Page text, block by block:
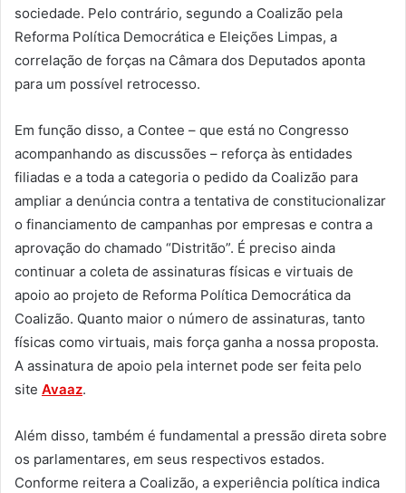
sociedade. Pelo contrário, segundo a Coalizão pela
Reforma Política Democrática e Eleições Limpas, a
correlação de forças na Câmara dos Deputados aponta
para um possível retrocesso.
Em função disso, a Contee – que está no Congresso
acompanhando as discussões – reforça às entidades
filiadas e a toda a categoria o pedido da Coalizão para
ampliar a denúncia contra a tentativa de constitucionalizar
o financiamento de campanhas por empresas e contra a
aprovação do chamado “Distritão”. É preciso ainda
continuar a coleta de assinaturas físicas e virtuais de
apoio ao projeto de Reforma Política Democrática da
Coalizão. Quanto maior o número de assinaturas, tanto
físicas como virtuais, mais força ganha a nossa proposta.
A assinatura de apoio pela internet pode ser feita pelo
site Avaaz.
Além disso, também é fundamental a pressão direta sobre
os parlamentares, em seus respectivos estados.
Conforme reitera a Coalizão, a experiência política indica